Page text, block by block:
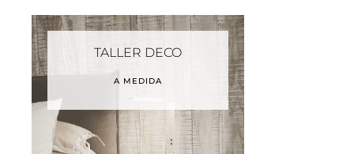
TALLER DECO
A MEDIDA